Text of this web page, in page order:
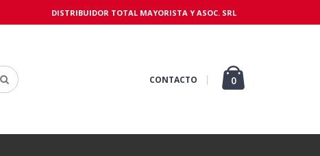
DISTRIBUIDOR TOTAL MAYORISTA Y ASOC. SRL
CONTACTO 0